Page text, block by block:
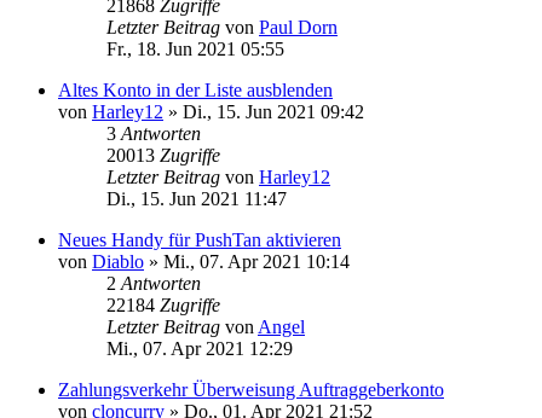
21868 Zugriffe
Letzter Beitrag von Paul Dorn
Fr., 18. Jun 2021 05:55
Altes Konto in der Liste ausblenden
von Harley12 » Di., 15. Jun 2021 09:42
3 Antworten
20013 Zugriffe
Letzter Beitrag von Harley12
Di., 15. Jun 2021 11:47
Neues Handy für PushTan aktivieren
von Diablo » Mi., 07. Apr 2021 10:14
2 Antworten
22184 Zugriffe
Letzter Beitrag von Angel
Mi., 07. Apr 2021 12:29
Zahlungsverkehr Überweisung Auftraggeberkonto
von cloncurry » Do., 01. Apr 2021 21:52